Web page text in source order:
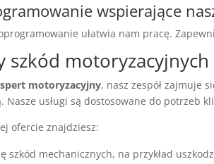
wspierające
ułatwia nam pracę.
szkód motoryzacyjnych
motoryzacyjny, nasz zespół zajmuje
Nasze usługi są dostosowane do potrzeb
ofercie znajdziesz:
szkód mechanicznych, na przykład